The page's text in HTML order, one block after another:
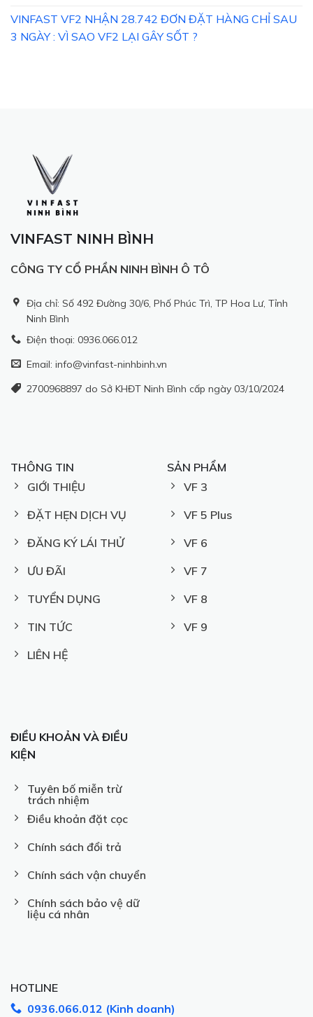
VINFAST VF2 NHẬN 28.742 ĐƠN ĐẶT HÀNG CHỈ SAU
3 NGÀY : VÌ SAO VF2 LẠI GÂY SỐT ?
VINFAST NINH BÌNH
CÔNG TY CỔ PHẦN NINH BÌNH Ô TÔ
Địa chỉ: Số 492 Đường 30/6, Phố Phúc Trì, TP Hoa Lư, Tỉnh
Ninh Bình
Điện thoại: 0936.066.012
Email: info@vinfast-ninhbinh.vn
2700968897 do Sở KHĐT Ninh Bình cấp ngày 03/10/2024
THÔNG TIN
GIỚI THIỆU
ĐẶT HẸN DỊCH VỤ
ĐĂNG KÝ LÁI THỬ
ƯU ĐÃI
TUYỂN DỤNG
TIN TỨC
LIÊN HỆ
SẢN PHẨM
VF 3
VF 5 Plus
VF 6
VF 7
VF 8
VF 9
ĐIỀU KHOẢN VÀ ĐIỀU
KIỆN
Tuyên bố miễn trừ
trách nhiệm
Điều khoản đặt cọc
Chính sách đổi trả
Chính sách vận chuyển
Chính sách bảo vệ dữ
liệu cá nhân
HOTLINE
0936.066.012 (Kinh doanh)